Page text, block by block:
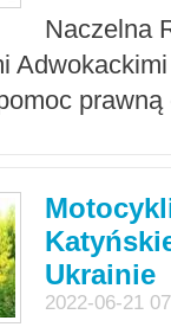
Naczelna
Adwokackimi
Ukrainie
2022-06-21